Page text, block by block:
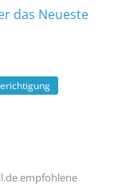
das Neueste
empfohlene